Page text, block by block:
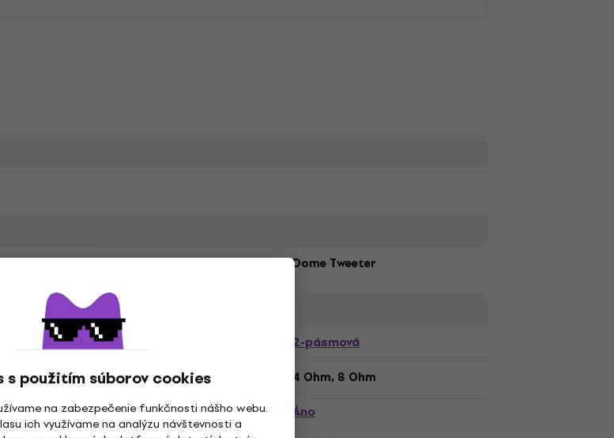
s použitím súborov cookies
na zabezpečenie funkčnosti nášho webu.
ich využívame na analýzu návštevnosti a
Typ HF reproduktora Dome Tweeter
Počet pásiem 2-pásmová
Impedancia
4 Ohm, 8 Ohm
Basový reflexný port Áno